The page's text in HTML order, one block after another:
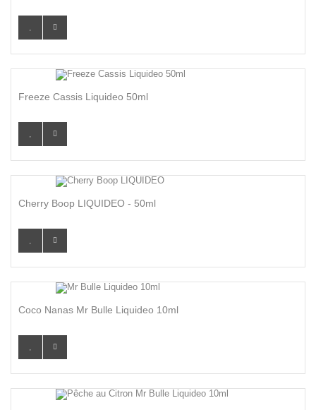
Freeze Cassis Liquideo 50ml
Cherry Boop LIQUIDEO - 50ml
Coco Nanas Mr Bulle Liquideo 10ml